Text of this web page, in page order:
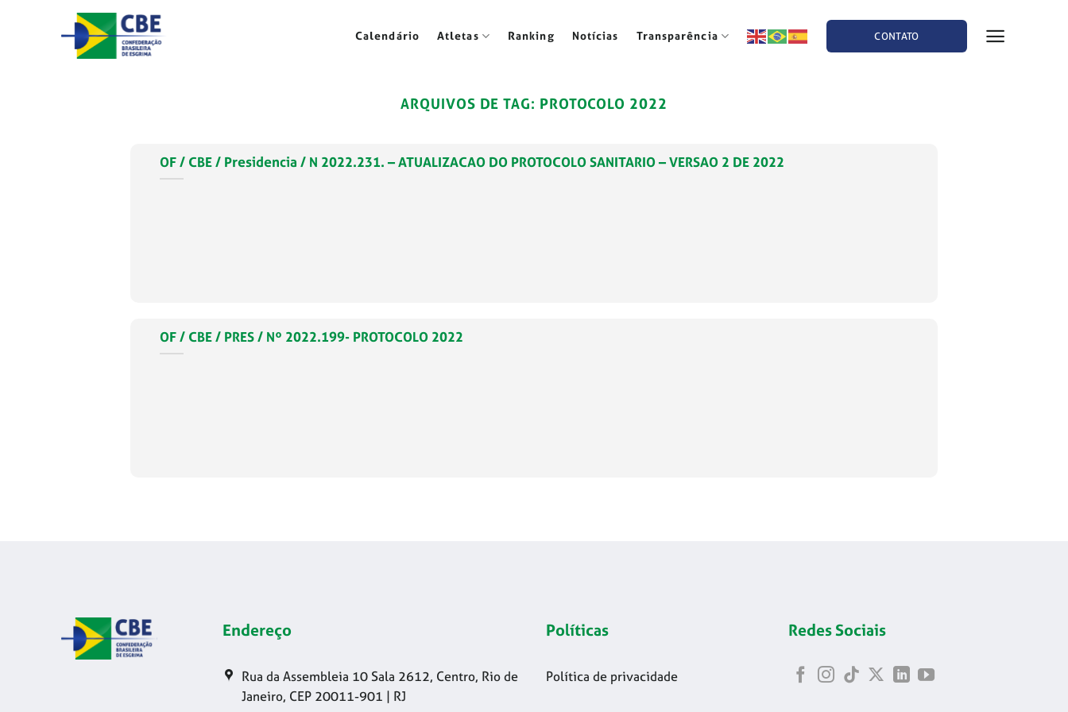
Calendário Atletas Ranking Notícias Transparência CONTATO
ARQUIVOS DE TAG: PROTOCOLO 2022
OF / CBE / Presidencia / N 2022.231. – ATUALIZACAO DO PROTOCOLO SANITARIO – VERSAO 2 DE 2022
OF / CBE / PRES / Nº 2022.199- PROTOCOLO 2022
Endereço
Rua da Assembleia 10 Sala 2612, Centro, Rio de
Janeiro, CEP 20011-901 | RJ
Políticas
Política de privacidade
Redes Sociais